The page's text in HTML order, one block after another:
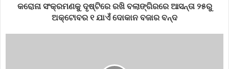
କରୋନା ସଂକ୍ରମଣକୁ ଦୃଷ୍ଟିରେ ରଖି ବଲାଙ୍ଗିରରେ ଆସନ୍ତା ୨୫ରୁ
ଅକ୍ଟୋବର ୧ ଯାଏଁ ଦୋକାନ ବଜାର ବନ୍ଦ